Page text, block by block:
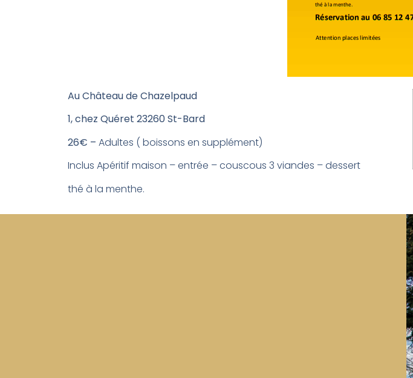
Au Château de Chazelpaud
1, chez Quéret 23260 St-Bard
26€ – Adultes ( boissons en supplément)
Inclus Apéritif maison – entrée – couscous 3 viandes – dessert
thé à la menthe.